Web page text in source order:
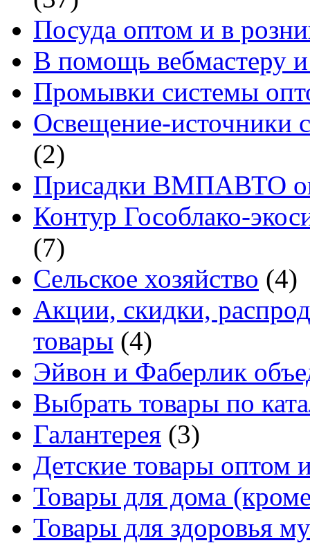
Посуда оптом и в
В помощь вебмастеру и
Промывки системы
Освещение-источники
(2)
Присадки ВМПАВТО
Контур Гособлако-
(7)
Сельское хозяйство (4)
Акции, скидки,
товары (4)
Эйвон и Фаберлик
Выбрать товары по
Галантерея (3)
Детские товары оптом
Товары для дома
Товары для здоровья